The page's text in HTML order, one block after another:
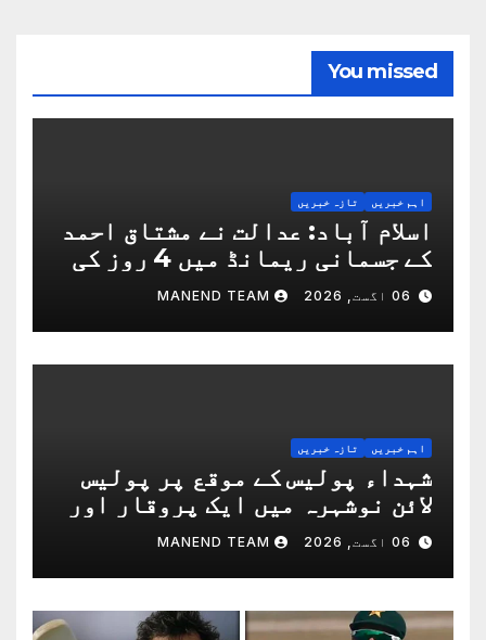
You missed
اہم خبریں تازہ خبریں
اسلام آباد: عدالت نے مشتاق احمد
کے جسمانی ریمانڈ میں 4 روز کی
توسیع کردی
06 اگست, 2026 MANEND TEAM
اہم خبریں تازہ خبریں
شہداء پولیس کے موقع پر پولیس
لائن نوشہرہ میں ایک پروقار اور
باوقار مرکزی تقریب منعقد ہوا
06 اگست, 2026 MANEND TEAM